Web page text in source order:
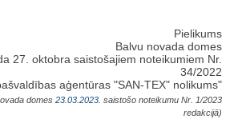
Pielikums
Balvu novada domes
27. oktobra saistošajiem noteikumiem Nr.
34/2022
aģentūras "SAN-TEX" nolikums"
domes 23.03.2023. saistošo noteikumu Nr. 1/2023
redakcijā)